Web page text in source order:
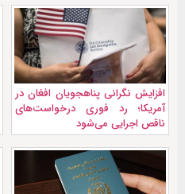
افزایش نگرانی پناهجویان افغان در
آمریکا؛ رد فوری درخواست‌های
ناقص اجرایی می‌شود